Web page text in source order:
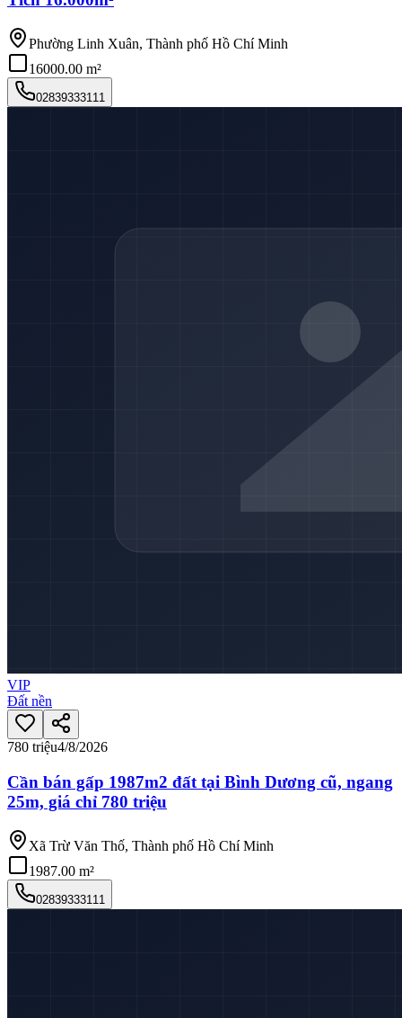
Phường Linh Xuân, Thành phố Hồ Chí Minh
16000.00 m²
02839333111
VIP
Đất nền
780 triệu4/8/2026
Cần bán gấp 1987m2 đất tại Bình Dương cũ, ngang
25m, giá chỉ 780 triệu
Xã Trừ Văn Thố, Thành phố Hồ Chí Minh
1987.00 m²
02839333111